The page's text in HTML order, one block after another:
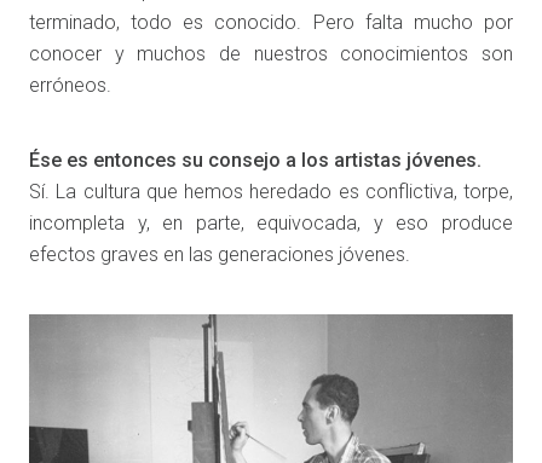
terminado, todo es conocido. Pero falta mucho por
conocer y muchos de nuestros conocimientos son
erróneos.
Ése es entonces su consejo a los artistas jóvenes.
Sí. La cultura que hemos heredado es conflictiva, torpe,
incompleta y, en parte, equivocada, y eso produce
efectos graves en las generaciones jóvenes.